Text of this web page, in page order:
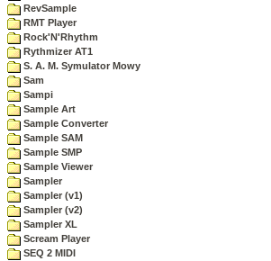
RevSample
RMT Player
Rock'N'Rhythm
Rythmizer AT1
S. A. M. Symulator Mowy
Sam
Sampi
Sample Art
Sample Converter
Sample SAM
Sample SMP
Sample Viewer
Sampler
Sampler (v1)
Sampler (v2)
Sampler XL
Scream Player
SEQ 2 MIDI